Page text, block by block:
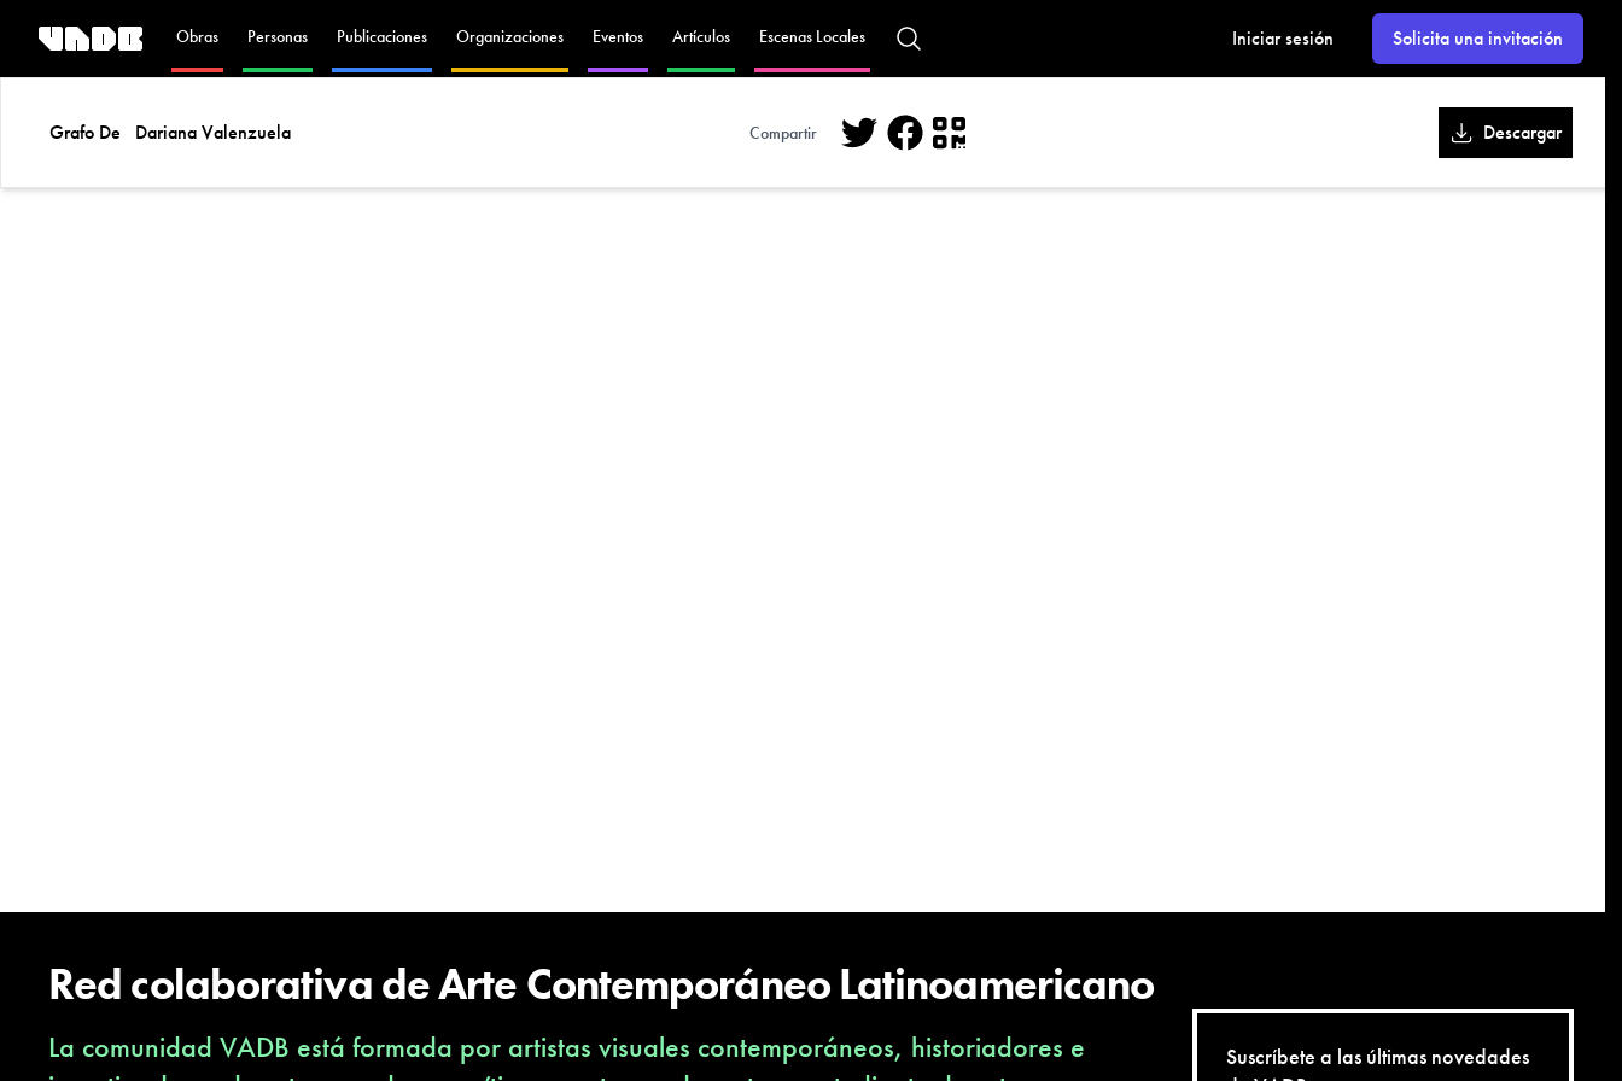
Obras Personas Publicaciones Organizaciones Eventos Artículos Escenas Locales Iniciar sesión Solicita una invitación
Grafo De Dariana Valenzuela Compartir Descargar
Red colaborativa de Arte Contemporáneo Latinoamericano
La comunidad VADB está formada por artistas visuales contemporáneos, historiadores e
Suscríbete a las últimas novedades